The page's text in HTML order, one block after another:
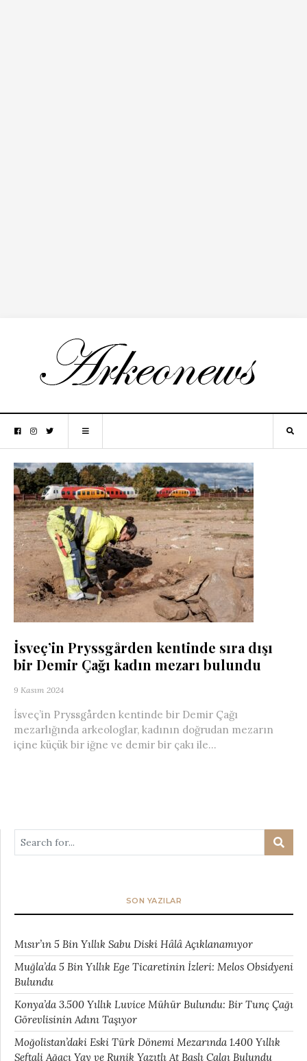
İsveç’in Pryssgården kentinde sıra dışı
bir Demir Çağı kadın mezarı bulundu
9 Kasım 2024
İsveç’in Pryssgården kentinde bir Demir Çağı
mezarlığında arkeologlar, kadının doğrudan mezarın
içine küçük bir iğne ve demir bir çakı ile...
SON YAZILAR
Mısır’ın 5 Bin Yıllık Sabu Diski Hâlâ Açıklanamıyor
Muğla’da 5 Bin Yıllık Ege Ticaretinin İzleri: Melos Obsidyeni
Bulundu
Konya’da 3.500 Yıllık Luvice Mühür Bulundu: Bir Tunç Çağı
Görevlisinin Adını Taşıyor
Moğolistan’daki Eski Türk Dönemi Mezarında 1.400 Yıllık
Şeftali Ağacı Yay ve Runik Yazıtlı At Başlı Çalgı Bulundu